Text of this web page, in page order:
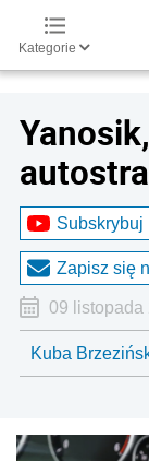
Kategorie
Subskrybuj
Zapisz się
09 listopada
Kuba